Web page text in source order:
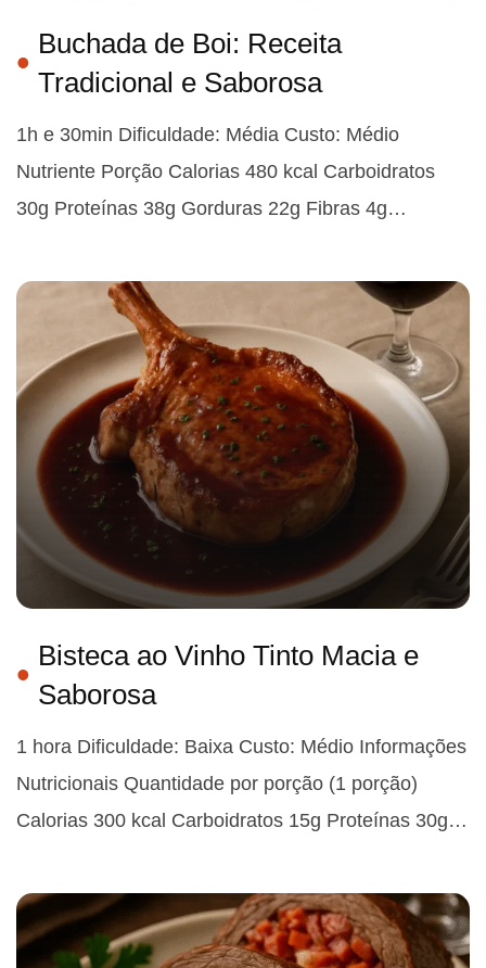
Buchada de Boi: Receita
Tradicional e Saborosa
1h e 30min Dificuldade: Média Custo: Médio
Nutriente Porção Calorias 480 kcal Carboidratos
30g Proteínas 38g Gorduras 22g Fibras 4g…
Bisteca ao Vinho Tinto Macia e
Saborosa
1 hora Dificuldade: Baixa Custo: Médio Informações
Nutricionais Quantidade por porção (1 porção)
Calorias 300 kcal Carboidratos 15g Proteínas 30g…